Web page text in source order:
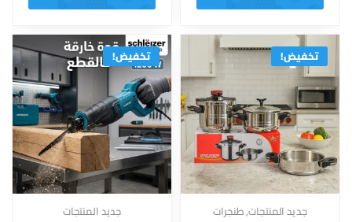
تخفيض!
جديد المنتجات,طنجرات
تخفيض!
جديد المنتجات